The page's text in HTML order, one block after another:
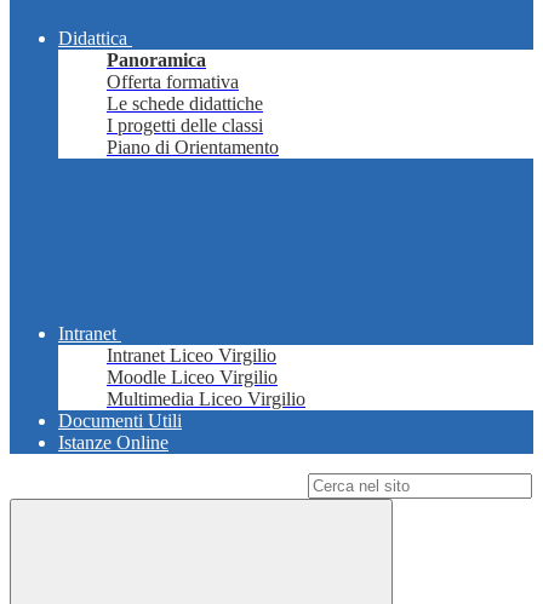
Didattica
Panoramica
Offerta formativa
Le schede didattiche
I progetti delle classi
Piano di Orientamento
Intranet
Intranet Liceo Virgilio
Moodle Liceo Virgilio
Multimedia Liceo Virgilio
Documenti Utili
Istanze Online